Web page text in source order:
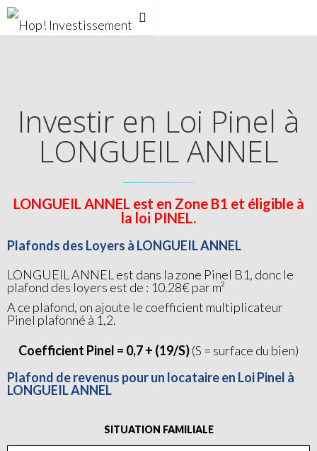
Investir en Loi Pinel à
LONGUEIL ANNEL
LONGUEIL ANNEL est en Zone B1 et éligible à
la loi PINEL.
Plafonds des Loyers à LONGUEIL ANNEL
LONGUEIL ANNEL est dans la zone Pinel B1, donc le
plafond des loyers est de : 10.28€ par m²
A ce plafond, on ajoute le coefficient multiplicateur
Pinel plafonné à 1,2.
Coefficient Pinel = 0,7 + (19/S)(S = surface du bien)
Plafond de revenus pour un locataire en Loi Pinel à
LONGUEIL ANNEL
SITUATION FAMILIALE